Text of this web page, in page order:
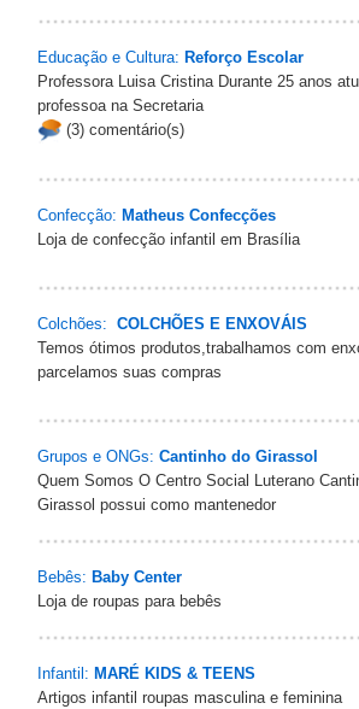
Educação e Cultura: Reforço Escolar
Professora Luisa Cristina Durante 25 anos
professoa na Secretaria
(3) comentário(s)
Confecção: Matheus Confecções
Loja de confecção infantil em Brasília
Colchões: COLCHÕES E ENXOVÁIS
Temos ótimos produtos,trabalhamos com
parcelamos suas compras
Grupos e ONGs: Cantinho do Girassol
Quem Somos O Centro Social Luterano
Girassol possui como mantenedor
Bebês: Baby Center
Loja de roupas para bebês
Infantil: MARÉ KIDS & TEENS
Artigos infantil roupas masculina e feminina